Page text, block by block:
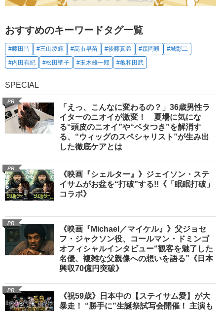
おすすめのキーワードタグ一覧
#藤田晋 #三山凌輝 #高市早苗 #後藤真希 #森岡毅
#城彰二
#内田有紀
#松田聖子 #玉木雄一郎 #亀和田武
SPECIAL
PR
「えっ、こんなに変わるの？」36歳男性ラ
イターのニオイが激変！ 夏場に気にな
る“頭皮のニオイ”や“ベタつき”を解消す
る、“ウィッグのスペシャリスト”が生み出
した徹底ケアとは
PR
《映画『シェルター』》ジェイソン・ステ
イサムがお盆を“打破”する!!《「眠眠打破」
コラボ》
PR
《映画『Michael／マイケル』》父ジョセ
フ・ジャクソン役、コールマン・ドミンゴ
オフィシャルインタビュー“観客を魅了した
名優、複雑な父親像への想いを語る”《日本
興収70億円突破》
PR
《祝59歳》日本中の【ステイサム愛】が大
暴走！ “勝手に”生誕祭試写会開催！ 主演も